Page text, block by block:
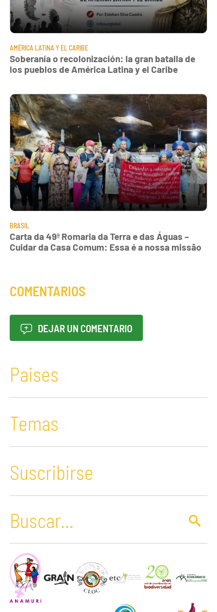
AMÉRICA LATINA Y EL CARIBE
Soberanía o recolonización: la gran batalla de
los pueblos de América Latina y el Caribe
BRASIL
Carta da 49ª Romaria da Terra e das Águas –
Cuidar da Casa Comum: Essa é a nossa missão
COMENTARIOS
DEJAR UN COMENTARIO
Paises
Temas
Suscribirse